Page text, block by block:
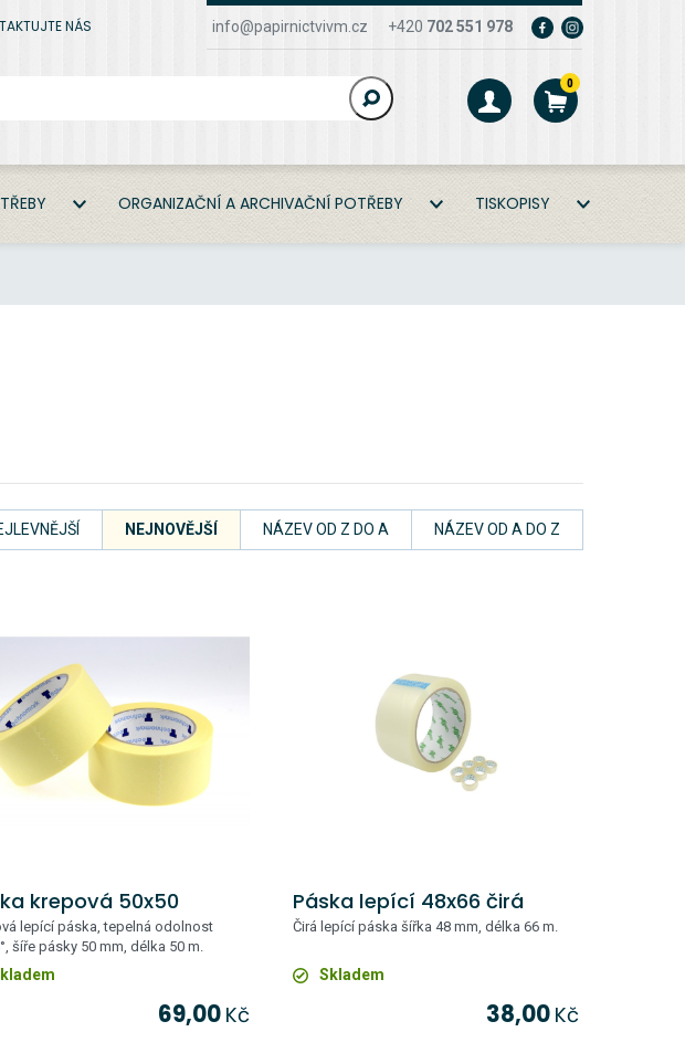
NÁS info@papirnictvivm.cz +420 702 551 978
0
ORGANIZAČNÍ A ARCHIVAČNÍ POTŘEBY TISKOPISY
NEJNOVĚJŠÍ NÁZEV OD Z DO A NÁZEV OD A DO Z
krepová 50x50
lepící páska, tepelná odolnost
šíře pásky 50 mm, délka 50 m.
69,00 Kč
Páska lepící 48x66 čirá
Čirá lepící páska šířka 48 mm, délka 66 m.
Skladem
38,00 Kč